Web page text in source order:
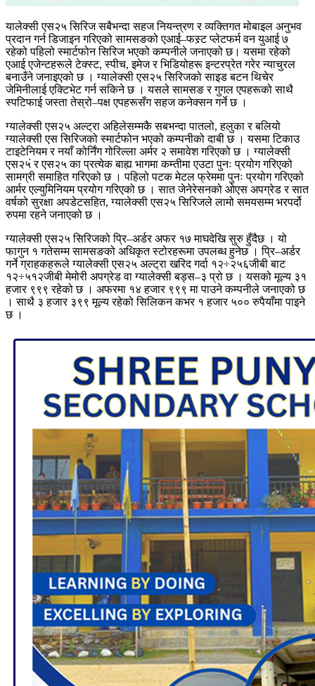
यालेक्सी एस२५ सिरिज सबैभन्दा सहज नियन्त्रण र व्यक्तिगत मोबाइल अनुभव
प्रदान गर्न डिजाइन गरिएको सामसङको एआई–फस्र्ट प्लेटफर्म वन युआई ७
रहेको पहिलो स्मार्टफोन सिरिज भएको कम्पनीले जनाएको छ। यसमा रहेको
एआई एजेन्टहरूले टेक्स्ट, स्पीच, इमेज र भिडियोहरू इन्टरप्रेत गरेर न्याचुरल
बनाउँने जनाइएको छ । ग्यालेक्सी एस२५ सिरिजको साइड बटन थिचेर
जेमिनीलाई एक्टिभेट गर्न सकिने छ । यसले सामसङ र गुगल एपहरूको साथै
स्पटिफाई जस्ता तेस्रो–पक्ष एपहरूसँग सहज कनेक्सन गर्ने छ ।
ग्यालेक्सी एस२५ अल्ट्रा अहिलेसम्मकै सबभन्दा पातलो, हलुका र बलियो
ग्यालेक्सी एस सिरिजको स्मार्टफोन भएको कम्पनीको दाबी छ । यसमा टिकाउ
टाइटेनियम र नयाँ कोर्निंग गोरिल्ला अर्मर २ समावेश गरिएको छ । ग्यालेक्सी
एस२५ं र एस२५ का प्रत्येक बाह्य भागमा कम्तीमा एउटा पुनः प्रयोग गरिएको
सामग्री समाहित गरिएको छ । पहिलो पटक मेटल फ्रेममा पुनः प्रयोग गरिएको
आर्मर एल्युमिनियम प्रयोग गरिएको छ । सात जेनेरेसनको ओएस अपग्रेड र सात
वर्षको सुरक्षा अपडेटसहित, ग्यालेक्सी एस२५ सिरिजले लामो समयसम्म भरपर्दो
रुपमा रहने जनाएको छ ।
ग्यालेक्सी एस२५ सिरिजको प्रि–अर्डर अफर १७ माघदेखि सुरु हुँदैछ । यो
फागुन १ गतेसम्म सामसङको अधिकृत स्टोरहरूमा उपलब्ध हुनेछ । प्रि–अर्डर
गर्ने ग्राहकहरूले ग्यालेक्सी एस२५ अल्ट्रा खरिद गर्दा १२÷२५६जीबी बाट
१२÷५१२जीबी मेमोरी अपग्रेड वा ग्यालेक्सी बड्स–३ प्रो छ । यसको मूल्य ३१
हजार ९९९ रहेको छ । अफरमा १४ हजार ९९९ मा पाउने कम्पनीले जनाएको छ
। साथै ३ हजार ३९९ मूल्य रहेको सिलिकन कभर १ हजार ५०० रुपैयाँमा पाइने
छ ।